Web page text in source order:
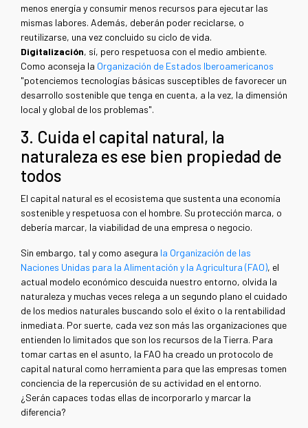
menos energía y consumir menos recursos para ejecutar las
mismas labores. Además, deberán poder reciclarse, o
reutilizarse, una vez concluido su ciclo de vida.
Digitalización, sí, pero respetuosa con el medio ambiente.
Como aconseja la Organización de Estados Iberoamericanos
"potenciemos tecnologías básicas susceptibles de favorecer un
desarrollo sostenible que tenga en cuenta, a la vez, la dimensión
local y global de los problemas".
3. Cuida el capital natural, la
naturaleza es ese bien propiedad de
todos
El capital natural es el ecosistema que sustenta una economía
sostenible y respetuosa con el hombre. Su protección marca, o
debería marcar, la viabilidad de una empresa o negocio.
Sin embargo, tal y como asegura la Organización de las
Naciones Unidas para la Alimentación y la Agricultura (FAO), el
actual modelo económico descuida nuestro entorno, olvida la
naturaleza y muchas veces relega a un segundo plano el cuidado
de los medios naturales buscando solo el éxito o la rentabilidad
inmediata. Por suerte, cada vez son más las organizaciones que
entienden lo limitados que son los recursos de la Tierra. Para
tomar cartas en el asunto, la FAO ha creado un protocolo de
capital natural como herramienta para que las empresas tomen
conciencia de la repercusión de su actividad en el entorno.
¿Serán capaces todas ellas de incorporarlo y marcar la
diferencia?